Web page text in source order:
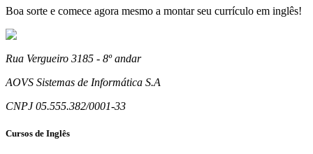
Boa sorte e comece agora mesmo a montar seu currículo em inglês!
Rua Vergueiro 3185 - 8º andar
AOVS Sistemas de Informática S.A
CNPJ 05.555.382/0001-33
Cursos de Inglês